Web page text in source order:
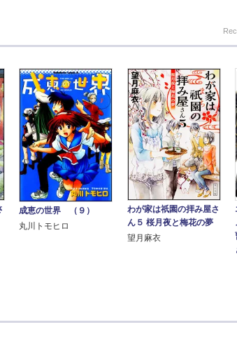
成恵の世界 （９）
丸川トモヒロ
わが家は祇園の拝み屋さ
ん５ 桜月夜と梅花の夢
望月麻衣